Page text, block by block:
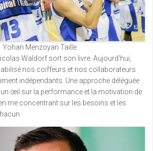
Yohan Menzoyan Taille
Waldorf sort son livre. Aujourd’hui,
nos coiffeurs et nos collaborateurs
indépendants. Une approche déléguée
un œil sur la performance et la motivation de
me concentrant sur les besoins et les